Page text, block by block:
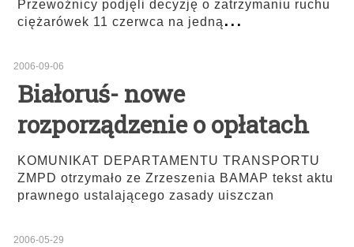
Przewoźnicy podjęli decyzję o zatrzymaniu ruchu
ciężarówek 11 czerwca na jedną...
2006-09-06
Białoruś- nowe
rozporządzenie o opłatach
KOMUNIKAT DEPARTAMENTU TRANSPORTU
ZMPD otrzymało ze Zrzeszenia BAMAP tekst aktu
prawnego ustalającego zasady uiszczan
2006-05-29